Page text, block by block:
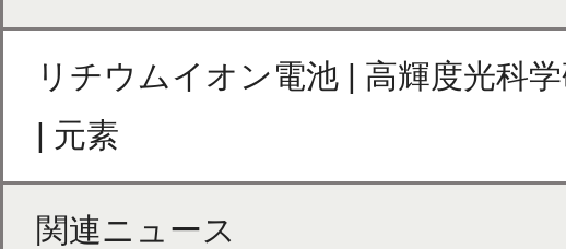
リチウムイオン電池 | 高輝度光科
| 元素
関連ニュース